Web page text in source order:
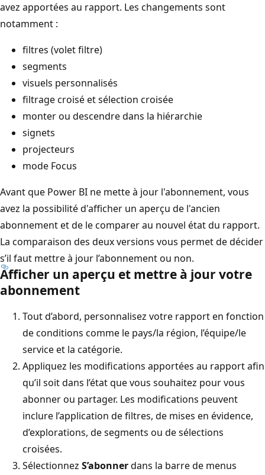
avez apportées au rapport. Les changements sont
notamment :
filtres (volet filtre)
segments
visuels personnalisés
filtrage croisé et sélection croisée
monter ou descendre dans la hiérarchie
signets
projecteurs
mode Focus
Avant que Power BI ne mette à jour l'abonnement, vous
avez la possibilité d'afficher un aperçu de l'ancien
abonnement et de le comparer au nouvel état du rapport.
La comparaison des deux versions vous permet de décider
s’il faut mettre à jour l’abonnement ou non.
Afficher un aperçu et mettre à jour votre
abonnement
Tout d’abord, personnalisez votre rapport en fonction
de conditions comme le pays/la région, l’équipe/le
service et la catégorie.
Appliquez les modifications apportées au rapport afin
qu’il soit dans l’état que vous souhaitez pour vous
abonner ou partager. Les modifications peuvent
inclure l’application de filtres, de mises en évidence,
d’explorations, de segments ou de sélections
croisées.
Sélectionnez S’abonnerdans la barre de menus